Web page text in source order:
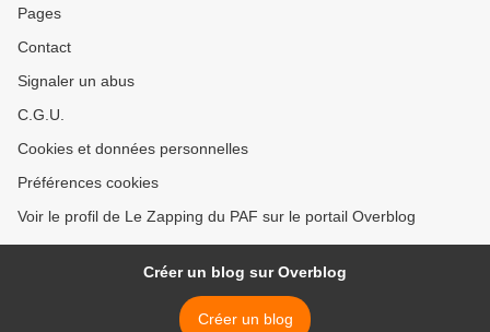
Pages
Contact
Signaler un abus
C.G.U.
Cookies et données personnelles
Préférences cookies
Voir le profil de Le Zapping du PAF sur le portail Overblog
Créer un blog sur Overblog
Créer un blog